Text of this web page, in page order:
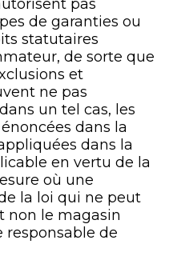
pas
de garanties ou
statutaires
de sorte que
et
ne pas
un tel cas, les
dans la
dans la
en vertu de la
où une
la loi qui ne peut
non le magasin
responsable de